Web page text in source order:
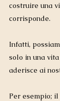
costruire una
corrisponde.
Infatti,
solo in una
aderisce ai
Per esempio;